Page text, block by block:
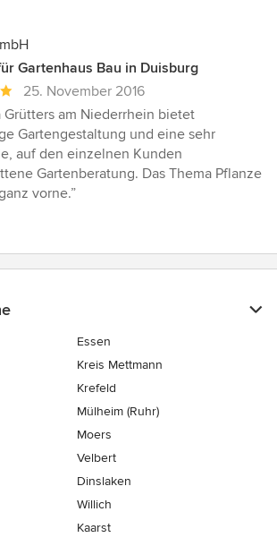
Gartenhaus Bau in Duisburg
25. November 2016
Grütters am Niederrhein bietet
Gartengestaltung und eine sehr
auf den einzelnen Kunden
Gartenberatung. Das Thema Pflanze
vorne.”
Essen
Kreis Mettmann
Krefeld
Mülheim (Ruhr)
Moers
Velbert
Dinslaken
Willich
Kaarst